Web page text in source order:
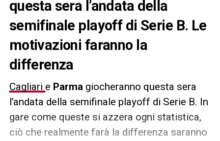
questa sera l’andata della
semifinale playoff di Serie B. Le
motivazioni faranno la
differenza
Cagliari e Parma giocheranno questa sera
l’andata della semifinale playoff di Serie B. In
gare come queste si azzera ogni statistica,
ciò che realmente farà la differenza saranno